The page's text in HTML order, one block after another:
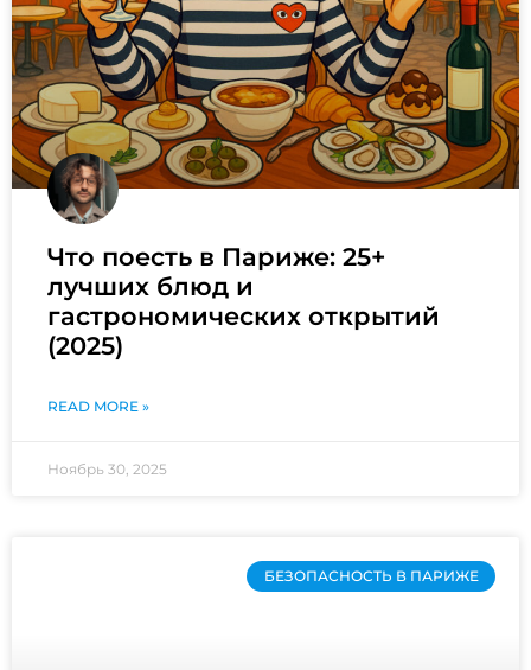
Что поесть в Париже: 25+
лучших блюд и
гастрономических открытий
(2025)
READ MORE »
Ноябрь 30, 2025
БЕЗОПАСНОСТЬ В ПАРИЖЕ